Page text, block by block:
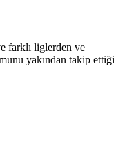
farklı liglerden ve
yakından takip ettiği